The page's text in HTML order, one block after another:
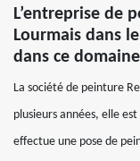
L’entreprise de
Lourmais dans
dans ce domaine
La société de peinture
plusieurs années, elle
effectue une pose de